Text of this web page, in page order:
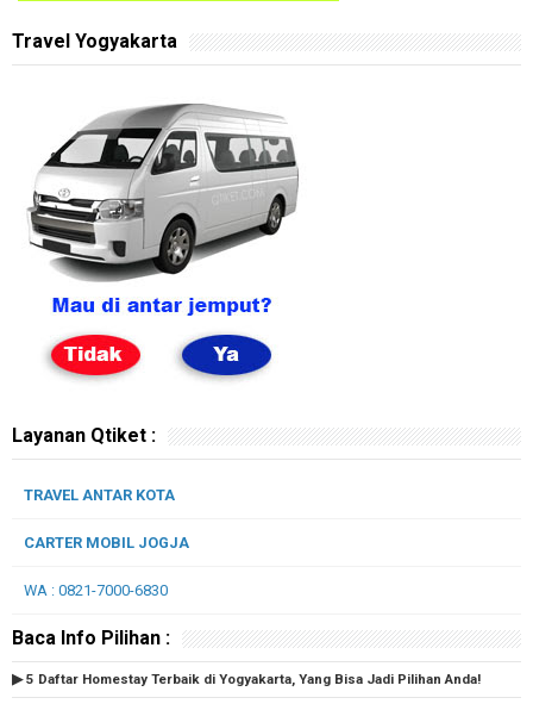
Travel Yogyakarta
Layanan Qtiket :
TRAVEL ANTAR KOTA
CARTER MOBIL JOGJA
WA : 0821-7000-6830
Baca Info Pilihan :
▶ 5 Daftar Homestay Terbaik di Yogyakarta, Yang Bisa Jadi Pilihan Anda!